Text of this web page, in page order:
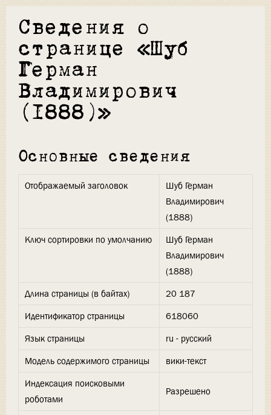
Сведения о
странице «Шуб
Герман
Владимирович
(1888)»
Основные сведения
Отображаемый заголовок
Шуб Герман
Владимирович
(1888)
Ключ сортировки по умолчанию
Шуб Герман
Владимирович
(1888)
Длина страницы (в байтах)
20 187
Идентификатор страницы
618060
Язык страницы
ru - русский
Модель содержимого страницы
вики-текст
Индексация поисковыми
роботами
Разрешено